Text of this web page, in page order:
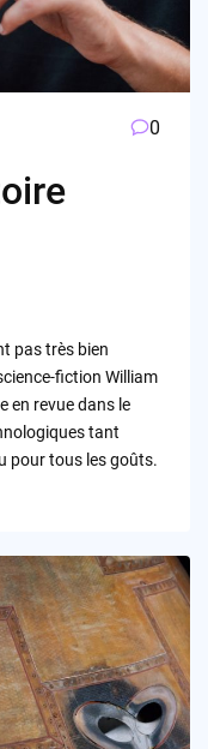
0
pas très bien
fiction William
en revue dans le
tant
pour tous les goûts.